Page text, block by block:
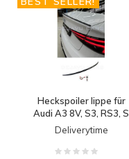
Heckspoiler lippe für
Audi A3 8V, S3, RS3, S
Deliverytime